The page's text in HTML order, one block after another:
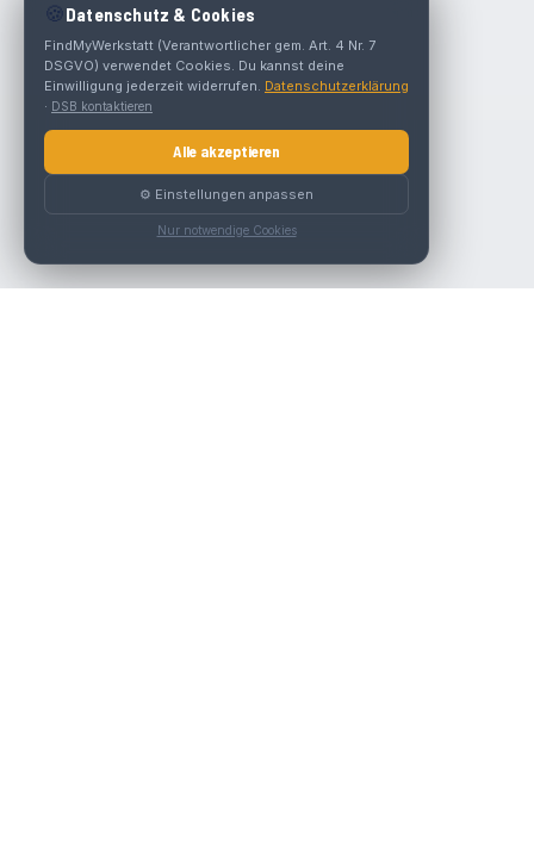
🍪 Datenschutz & Cookies
FindMyWerkstatt (Verantwortlicher gem. Art. 4 Nr. 7
DSGVO) verwendet Cookies. Du kannst deine
Einwilligung jederzeit widerrufen. Datenschutzerklärung
· DSB kontaktieren
Alle akzeptieren
⚙️ Einstellungen anpassen
Nur notwendige Cookies